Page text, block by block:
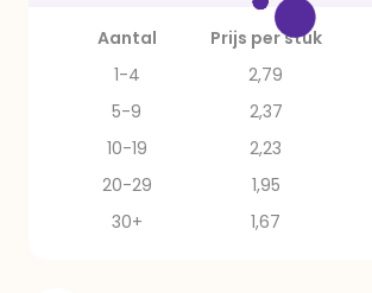
Aantal Prijs per stuk
1-4
2,79
5-9
2,37
10-19
2,23
20-29
1,95
30+
1,67